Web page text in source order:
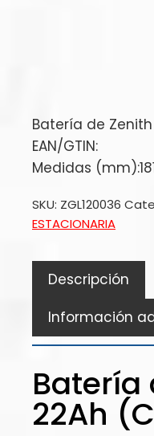
Batería de Zenith
EAN/GTIN:
Medidas
SKU: ZGL120036
ESTACIONARIA
Descripción
Información
Batería
22Ah